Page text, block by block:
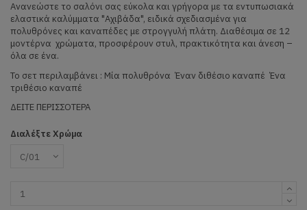
Ανανεώστε το σαλόνι σας εύκολα και γρήγορα με τα εντυπωσιακά
ελαστικά καλύμματα "Αχιβάδα", ειδικά σχεδιασμένα για
πολυθρόνες και καναπέδες με στρογγυλή πλάτη. Διαθέσιμα σε 12
μοντέρνα χρώματα, προσφέρουν στυλ, πρακτικότητα και άνεση –
όλα σε ένα.
Το σετ περιλαμβάνει : Μία πολυθρόνα Έναν διθέσιο καναπέ Ένα
τριθέσιο καναπέ
ΔΕΙΤΕ ΠΕΡΙΣΣΟΤΕΡΑ
Διαλέξτε Χρώμα